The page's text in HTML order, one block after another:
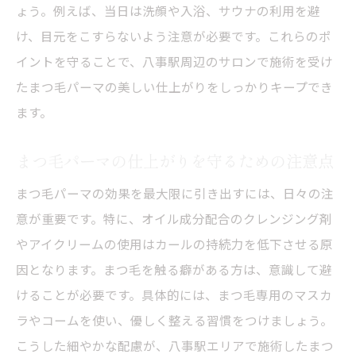
ょう。例えば、当日は洗顔や入浴、サウナの利用を避
け、目元をこすらないよう注意が必要です。これらのポ
イントを守ることで、八事駅周辺のサロンで施術を受け
たまつ毛パーマの美しい仕上がりをしっかりキープでき
ます。
まつ毛パーマの効果を最大限に引き出すには、日々の注
意が重要です。特に、オイル成分配合のクレンジング剤
やアイクリームの使用はカールの持続力を低下させる原
因となります。まつ毛を触る癖がある方は、意識して避
けることが必要です。具体的には、まつ毛専用のマスカ
ラやコームを使い、優しく整える習慣をつけましょう。
こうした細やかな配慮が、八事駅エリアで施術したまつ